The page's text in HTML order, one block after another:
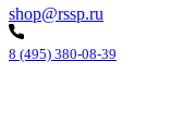
shop@rssp.ru
8 (495) 380-08-39